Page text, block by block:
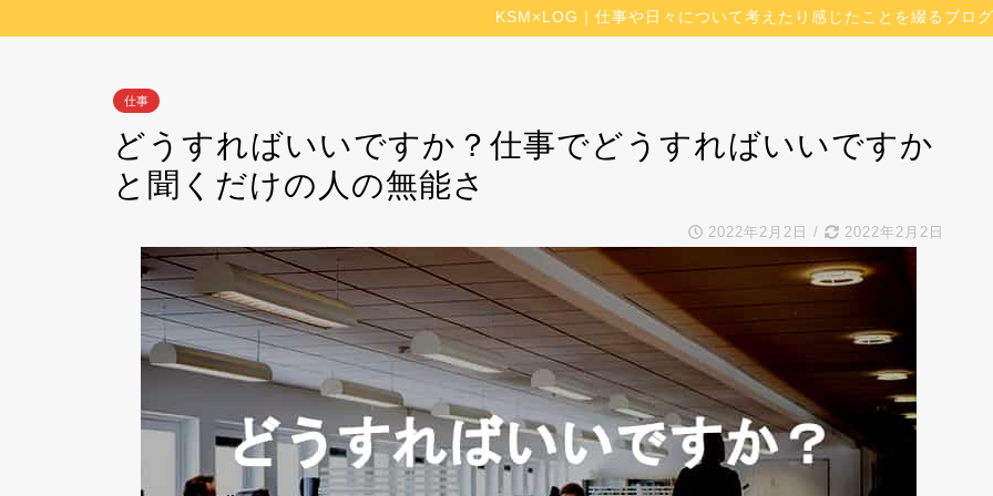
KSM×LOG｜仕事や日々について考えたり感じたことを綴るブログ
仕事
どうすればいいですか？仕事でどうすればいいですか
と聞くだけの人の無能さ
2022年2月2日 / 2022年2月2日